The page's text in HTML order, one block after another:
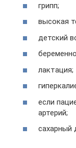
грипп;
высокая
детский
лактация;
если
артерий;
сахарный